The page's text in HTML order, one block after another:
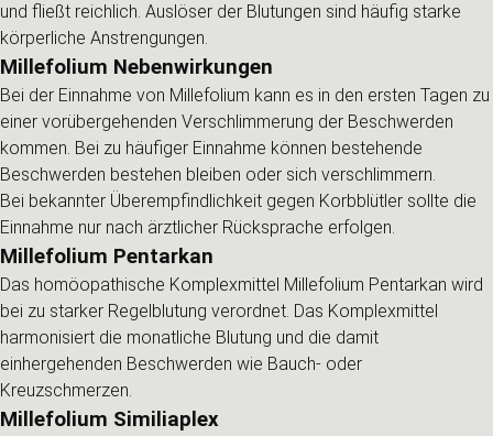
und fließt reichlich. Auslöser der Blutungen sind häufig starke
körperliche Anstrengungen.
Millefolium Nebenwirkungen
Bei der Einnahme von Millefolium kann es in den ersten Tagen zu
einer vorübergehenden Verschlimmerung der Beschwerden
kommen. Bei zu häufiger Einnahme können bestehende
Beschwerden bestehen bleiben oder sich verschlimmern.
Bei bekannter Überempfindlichkeit gegen Korbblütler sollte die
Einnahme nur nach ärztlicher Rücksprache erfolgen.
Millefolium Pentarkan
Das homöopathische Komplexmittel Millefolium Pentarkan wird
bei zu starker Regelblutung verordnet. Das Komplexmittel
harmonisiert die monatliche Blutung und die damit
einhergehenden Beschwerden wie Bauch- oder
Kreuzschmerzen.
Millefolium Similiaplex